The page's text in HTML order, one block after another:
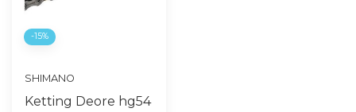
-15%
SHIMANO
Ketting Deore hg54